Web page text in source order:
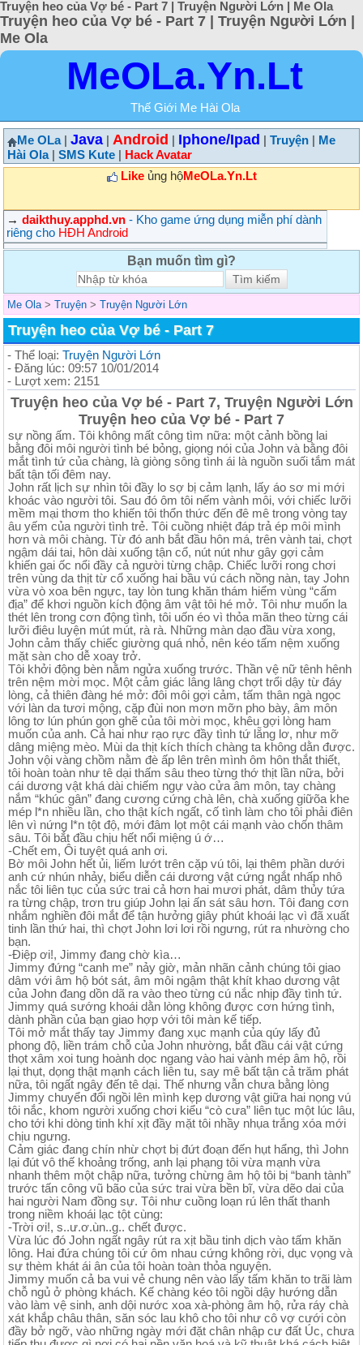
Truyện heo của Vợ bé - Part 7 | Truyện Người Lớn | Me Ola
Truyện heo của Vợ bé - Part 7 | Truyện Người Lớn |
Me Ola
MeOLa.Yn.Lt
Thế Giới Me Hài Ola
Me OLa| Java Android Iphone/Ipad Truyện
Me
Hài Ola| SMS Kute
Hack Avatar
Likeủng hộMeOLa.Yn.Lt
→ daikthuy.apphd.vn - Kho game ứng dụng miễn phí dành
riêng cho HĐH Android
Bạn muốn tìm gì?
Me Ola > Truyện > Truyện Người Lớn
Truyện heo của Vợ bé - Part 7
- Thể loại: Truyện Người Lớn
- Đăng lúc: 09:57 10/01/2014
- Lượt xem: 2151
Truyện heo của Vợ bé - Part 7, Truyện Người Lớn
Truyện heo của Vợ bé - Part 7
sự nồng ấm. Tôi không mất công tìm nữa: một cảnh bồng lai
bằng đôi môi người tình bé bỏng, giọng nói của John và bằng đôi
mắt tình tứ của chàng, là giòng sông tình ái là nguồn suối tắm mát
bất tận tối đêm nay.
John rất lịch sự nhìn tôi đầy lo sợ bị cảm lạnh, lấy áo sơ mi mới
khoác vào người tôi. Sau đó ôm tôi nếm vành môi, với chiếc lưỡi
mềm mại thơm tho khiến tôi thổn thức đến đê mê trong vòng tay
âu yếm của người tình trẻ. Tôi cuồng nhiệt đáp trả ép môi mình
hơn và môi chàng. Từ đó anh bắt đầu hôn má, trên vành tai, chợt
ngậm dái tai, hôn dài xuống tận cổ, nút nút như gây gợi cảm
khiến gai ốc nổi đầy cả người từng chập. Chiếc lưỡi rong chơi
trên vùng da thịt từ cổ xuống hai bầu vú cách nồng nàn, tay John
vừa vò xoa bên ngực, tay lòn tung khăn thám hiểm vùng “cấm
địa” để khơi nguồn kích động âm vật tôi hé mở. Tôi như muốn la
thét lên trong cơn động tình, tôi uốn éo vì thỏa mãn theo từng cái
lưỡi điêu luyện mút mút, rà rà. Những màn dạo đầu vừa xong,
John cảm thấy chiếc giường quá nhỏ, nên kéo tấm nệm xuống
mặt sàn cho dễ xoay trở.
Tôi khởi động bèn nằm ngửa xuống trước. Thần vệ nữ tênh hênh
trên nệm mời mọc. Một cảm giác lâng lâng chợt trổi dậy từ đáy
lòng, cả thiên đàng hé mở: đôi môi gợi cảm, tấm thân ngà ngọc
với làn da tươi mộng, cặp đùi non mơn mỡn pho bày, âm môn
lông tơ lún phún gọn ghẽ của tôi mời mọc, khêu gợi lòng ham
muốn của anh. Cả hai như rạo rực đầy tình tứ lẵng lơ, như mỡ
dâng miệng mèo. Mùi da thịt kích thích chàng ta không dằn được.
John vội vàng chồm nằm đè ấp lên trên mình ôm hôn thắt thiết,
tôi hoàn toàn như tê dại thấm sâu theo từng thớ thịt lần nữa, bởi
cái dương vật khá dài chiếm ngự vào cửa âm môn, tay chàng
nắm “khúc gân” đang cương cứng chà lên, chà xuống giữõa khe
mép l*n nhiều lần, cho thật kích ngất, cố tình làm cho tôi phải điên
lên vì nứng l*n tột độ, mới đâm lọt một cái mạnh vào chốn thâm
sâu. Tôi bắt đầu chịu hết nổi miệng ú ớ…
-Chết em, Ôi tuyệt quá anh ơi.
Bờ môi John hết ủi, liếm lướt trên cặp vú tôi, lại thêm phần dưới
anh cứ nhún nhảy, biểu diễn cái dương vật cứng ngắt nhấp nhô
nắc tôi liên tục của sức trai cả hơn hai mươi phát, dâm thủy tứa
ra từng chập, trơn tru giúp John lại ấn sát sâu hơn. Tôi đang cơn
nhắm nghiền đôi mắt để tận hưởng giây phút khoái lạc vì đã xuất
tinh lần thứ hai, thì chợt John lơi lơi rồi ngưng, rút ra nhường cho
bạn.
-Điệp ơi!, Jimmy đang chờ kìa…
Jimmy đứng “canh me” nảy giờ, mản nhãn cảnh chúng tôi giao
dâm với âm hộ bót sát, âm môi ngậm thật khít khao dương vật
của John đang dồn dã ra vào theo từng cú nắc nhịp đầy tình tứ.
Jimmy quá sướng khoái dằn lòng không được cơn hứng tình,
dành phần của bạn giao hợp với tôi màn kế tiếp.
Tôi mở mắt thấy tay Jimmy đang xục mạnh của qúy lấy đủ
phong độ, liền trám chỗ của John nhường, bắt đầu cái vật cứng
thọt xâm xoi tung hoành dọc ngang vào hai vành mép âm hộ, rồi
lại thụt, dọng thật mạnh cách liên tu, say mê bất tận cả trăm phát
nữa, tôi ngất ngây đến tê dại. Thế nhưng vẫn chưa bằng lòng
Jimmy chuyển đổi ngồi lên mình kẹp dương vật giữa hai nọng vú
tôi nắc, khom người xuống chơi kiểu “cò cưa” liên tục một lúc lâu,
cho tới khi dòng tinh khí xịt đầy mặt tôi nhầy nhụa trắng xóa mới
chịu ngưng.
Cảm giác đang chín nhừ chợt bị đứt đoạn đến hụt hẩng, thì John
lại đút vô thế khoảng trống, anh lại phạng tôi vừa mạnh vừa
nhanh thêm một chập nữa, tưởng chừng âm hộ tôi bị “banh tành”
trước tấn công vũ bão của sức trai vừa bền bĩ, vừa dẽo dai của
hai người Nam đồng sự. Tôi như cuồng loạn rú lên thất thanh
trong niềm khoái lạc tột cùng:
-Trời ơi!, s..ư.ơ.ùn..g.. chết được.
Vừa lúc đó John ngất ngây rút ra xịt bầu tinh dịch vào tấm khăn
lông. Hai đứa chúng tôi cứ ôm nhau cứng không rời, dục vọng và
sự thèm khát ái ân của tôi hoàn toàn thỏa nguyện.
Jimmy muốn cả ba vui vẻ chung nên vào lấy tấm khăn to trãi làm
chỗ ngủ ở phòng khách. Kế chàng kéo tôi ngồi dậy hướng dẫn
vào làm vệ sinh, anh dội nước xoa xà-phòng âm hộ, rửa ráy chà
xát khắp châu thân, săn sóc lau khô cho tôi như cô vợ cưới còn
đầy bở ngỡ, vào những ngày mới đặt chân nhập cư đất Úc, chưa